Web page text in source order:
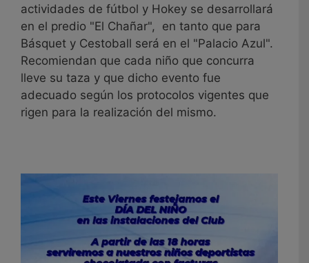
actividades de fútbol y Hokey se desarrollará
en el predio "El Chañar", en tanto que para
Básquet y Cestoball será en el "Palacio Azul".
Recomiendan que cada niño que concurra
lleve su taza y que dicho evento fue
adecuado según los protocolos vigentes que
rigen para la realización del mismo.